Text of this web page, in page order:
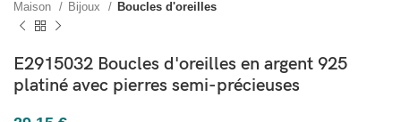
Maison Bijoux Boucles d'oreilles
E2915032 Boucles d'oreilles en argent 925
platiné avec pierres semi-précieuses